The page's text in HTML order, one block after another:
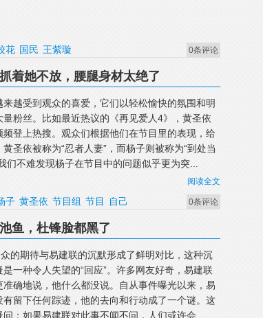
0条评论
花 国民 王紫璇
着她不放，腰腿身材太绝了
越受到观众的喜爱，它们以轻松愉快的氛围和明
粉丝。比如最近热议的《再见爱人4》，黄圣依
登上热搜。观众们根据他们在节目里的表现，给
圣依被称为“忍者人妻”，而杨子则被称为“到处当
们不难发现杨子在节目中的问题似乎更为突...
阅读全文
0条评论
子 黄圣依 节目组 节目 自己
鱼，杜锋脸都黑了
的期待与易建联的沉默形成了鲜明对比，这种沉
一种令人失望的“回应”。许多网友好奇，易建联
确地说，他什么都没说。自从事件曝光以来，易
留下任何踪迹，他的去向和行动成了一个谜。这
：如果易建联对此事不闻不问，人们或许会...